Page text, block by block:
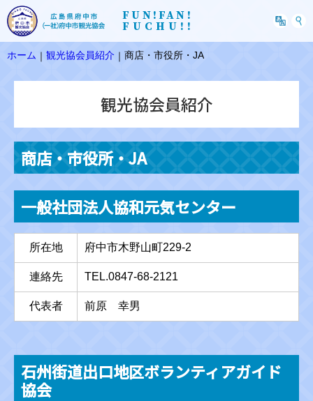
FUN!FAN!
FUCHU!!
ホーム ｜ 観光協会員紹介 ｜ 商店・市役所・JA
観光協会員紹介
商店・市役所・JA
一般社団法人協和元気センター
所在地 府中市木野山町229-2
連絡先 TEL.0847-68-2121
代表者 前原 幸男
石州街道出口地区ボランティアガイド
協会